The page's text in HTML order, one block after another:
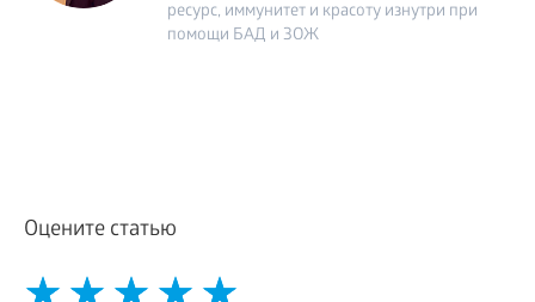
ресурс, иммунитет и красоту изнутри при
помощи БАД и ЗОЖ
Оцените статью